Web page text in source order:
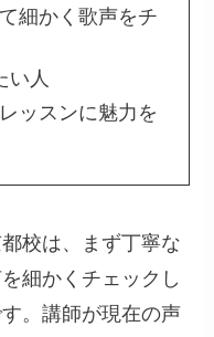
細かく歌声をチ
い人
ッスンに魅力を
校は、まず丁寧な
細かくチェックし
。講師が現在の声